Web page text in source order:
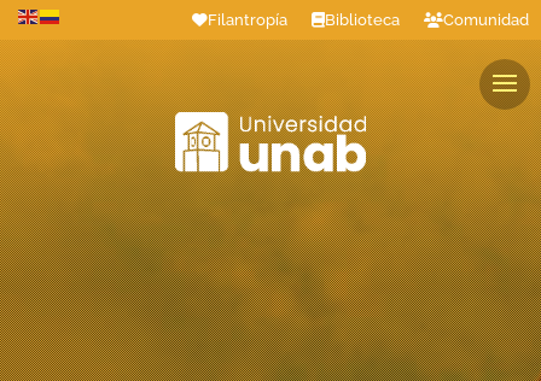
Filantropía Biblioteca Comunidad
Estudiantes Profesores Colaboradores Graduados